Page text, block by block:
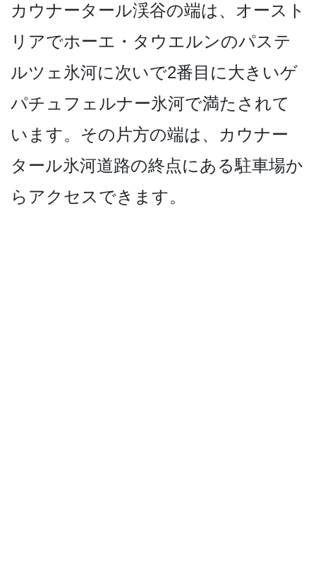
カウナータール渓谷の端は、­オースト
リアでホーエ・タウエルンのパステ
ルツェ氷­河に次いで2番目に大きいゲ
パチュフェルナー氷河で­満たされて
います。その片方の端は、カウナー
タール­氷河道路の終点にある駐車場か
らアクセスできます。